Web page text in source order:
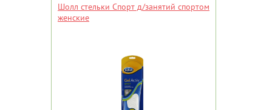
Шолл стельки Спорт д/занятий спортом
женские